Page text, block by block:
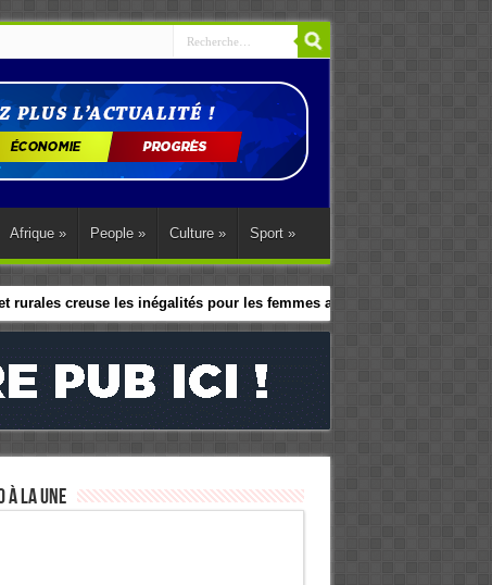
Afrique » People » Culture » Sport »
creuse les inégalités pour les femmes africaines
à la Une